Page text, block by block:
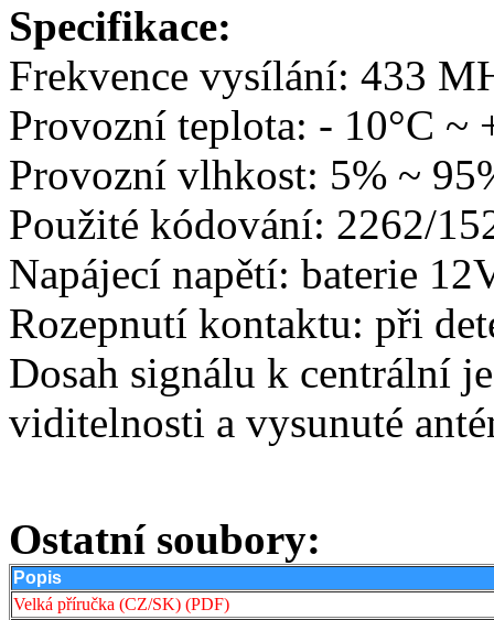
Specifikace:
Frekvence vysílání: 433
Provozní teplota: - 10°C ~
Provozní vlhkost: 5% ~
Použité kódování: 2262/
Napájecí napětí: baterie
Rozepnutí kontaktu: při
Dosah signálu k centrální
viditelnosti a vysunuté
Ostatní soubory:
Popis
Velká příručka (CZ/SK) (PDF)